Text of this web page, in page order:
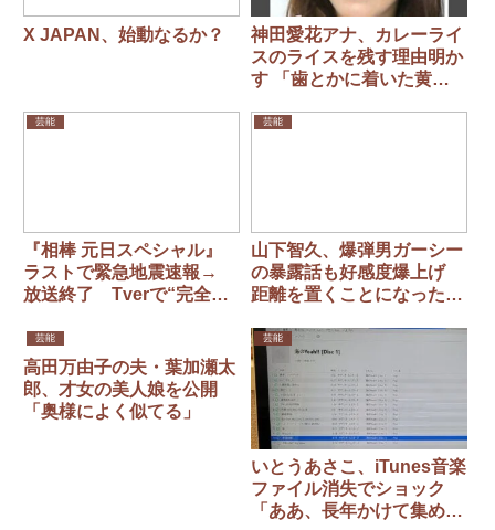
X JAPAN、始動なるか？
神田愛花アナ、カレーライ
スのライスを残す理由明か
す 「歯とかに着いた黄色
れる。歯磨きする感じ」
芸能
『相棒 元日スペシャル』
ラストで緊急地震速報→
放送終了 Tverで“完全
きない」
芸能
山下智久、爆弾男ガーシー
の暴露話も好感度爆上げ
距離を置くことになった2
芸能
高田万由子の夫・葉加瀬太
郎、才女の美人娘を公開
「奥様によく似てる」
芸能
いとうあさこ、iTunes音楽
ファイル消失でショック
「ああ、長年かけて集めた